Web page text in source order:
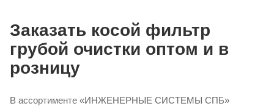
Заказать косой фильтр
грубой очистки оптом и в
розницу
В ассортименте «ИНЖЕНЕРНЫЕ СИСТЕМЫ СПБ»